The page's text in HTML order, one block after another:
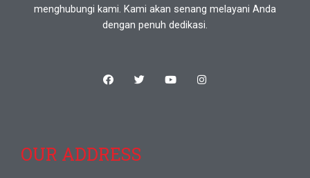
menghubungi kami. Kami akan senang melayani Anda
dengan penuh dedikasi.
OUR ADDRESS